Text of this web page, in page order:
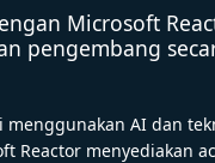
Microsoft
pengembang
menggunakan AI dan
Reactor menyediakan